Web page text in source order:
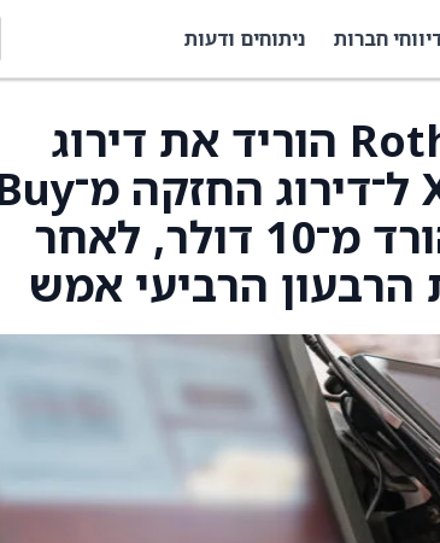
חברות ניתוחים ודעות
ג’ורג’ קלי, אנליסט ,Roth Capital הוריד את דירוג
עם מחיר יעד של 7 דולר, שהורד מ־10 דולר, לאחר
הרביעי אמש